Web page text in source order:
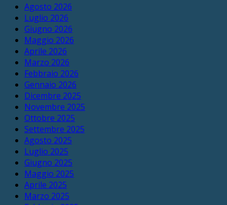
Agosto 2026
Luglio 2026
Giugno 2026
Maggio 2026
Aprile 2026
Marzo 2026
Febbraio 2026
Gennaio 2026
Dicembre 2025
Novembre 2025
Ottobre 2025
Settembre 2025
Agosto 2025
Luglio 2025
Giugno 2025
Maggio 2025
Aprile 2025
Marzo 2025